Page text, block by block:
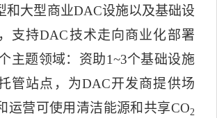
和大型商业DAC设施以及基础设
支持DAC技术走向商业化部署
主题领域：资助1~3个基础设施
管站点，为DAC开发商提供场
运营可使用清洁能源和共享CO2